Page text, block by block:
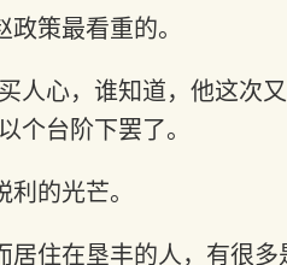
策最看重的。
人心，谁知道，他这次
个台阶下罢了。
的光芒。
住在垦丰的人，有很多